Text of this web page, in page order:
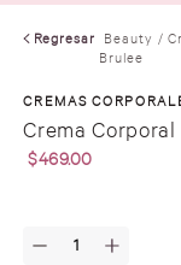
Regresar Beauty
Brulee
CREMAS
Crema
$469.00